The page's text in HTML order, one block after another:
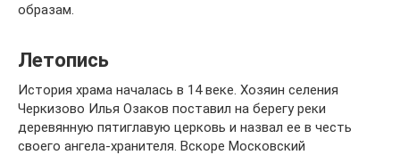
образам.
Летопись
История храма началась в 14 веке. Хозяин селения
Черкизово Илья Озаков поставил на берегу реки
деревянную пятиглавую церковь и назвал ее в честь
своего ангела-хранителя. Вскоре Московский